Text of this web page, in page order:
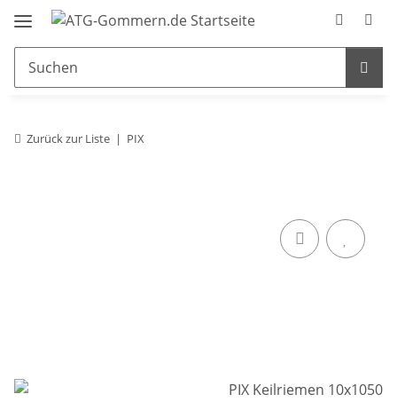
Zurück zur Liste PIX